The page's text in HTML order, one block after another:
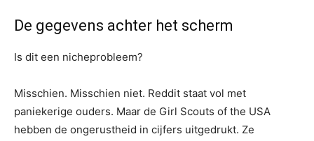
De gegevens achter het scherm
Is dit een nicheprobleem?
Misschien. Misschien niet. Reddit staat vol met
paniekerige ouders. Maar de Girl Scouts of the USA
hebben de ongerustheid in cijfers uitgedrukt. Ze